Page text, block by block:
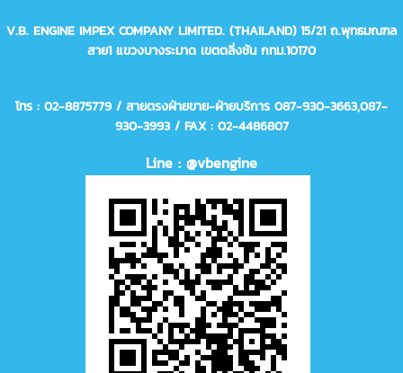
V.B. ENGINE IMPEX COMPANY LIMITED. (THAILAND)15/21 ถ.พุทธมณฑล
สาย1 แขวงบางระมาด เขตตลิ่งชัน กทม.10170
โทร : 02-8875779 / สายตรงฝ่ายขาย-ฝ่ายบริการ 087-930-3663,087-
930-3993/ FAX : 02-4486807
Line : @vbengine